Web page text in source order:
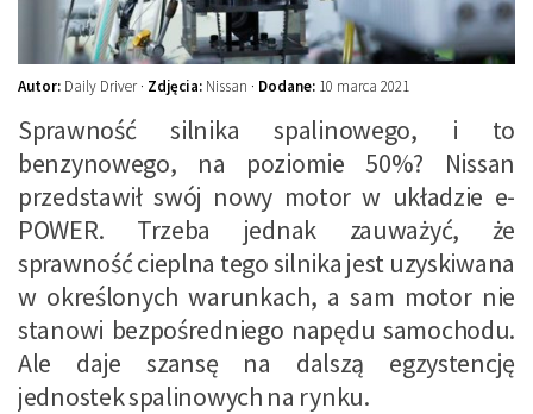
Autor: Daily Driver · Zdjęcia: Nissan · Dodane: 10 marca 2021
Sprawność silnika spalinowego, i to
benzynowego, na poziomie 50%? Nissan
przedstawił swój nowy motor w układzie e-
POWER. Trzeba jednak zauważyć, że
sprawność cieplna tego silnika jest uzyskiwana
w określonych warunkach, a sam motor nie
stanowi bezpośredniego napędu samochodu.
Ale daje szansę na dalszą egzystencję
jednostek spalinowych na rynku.